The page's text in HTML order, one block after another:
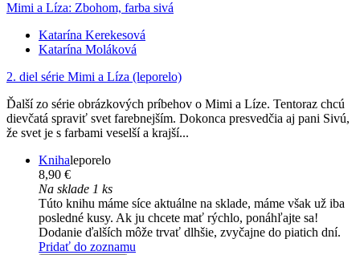
Mimi a Líza: Zbohom, farba sivá
Katarína Kerekesová
Katarína Moláková
2. diel série Mimi a Líza (leporelo)
Ďalší zo série obrázkových príbehov o Mimi a Líze. Tentoraz chcú
dievčatá spraviť svet farebnejším. Dokonca presvedčia aj pani Sivú,
že svet je s farbami veselší a krajší...
Knihaleporelo
8,90 €
Na sklade 1 ks
Túto knihu máme síce aktuálne na sklade, máme však už iba
posledné kusy. Ak ju chcete mať rýchlo, ponáhľajte sa!
Dodanie ďalších môže trvať dlhšie, zvyčajne do piatich dní.
Pridať do zoznamu